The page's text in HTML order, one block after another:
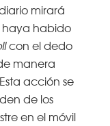
mirará
haya habido
con el dedo
manera
acción se
de los
en el móvil